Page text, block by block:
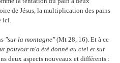
de Jésus, la multiplication des pains
ici.
"sur la montagne"(Mt 28, 16). Et à ce
pouvoir m'a été donné au ciel et sur
deux aspects nouveaux et différents :